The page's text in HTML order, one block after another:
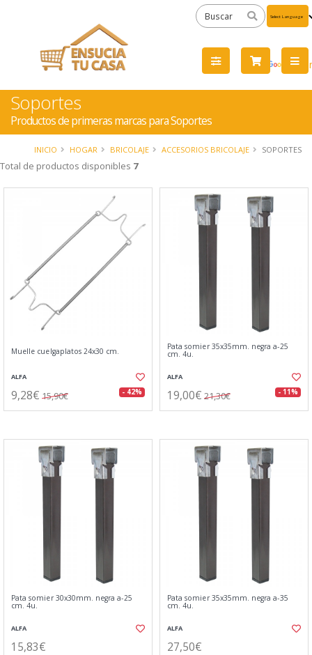
by
Soportes
Productos de primeras marcas para Soportes
INICIO HOGAR BRICOLAJE ACCESORIOS BRICOLAJE SOPORTES
Total de productos disponibles 7
Muelle cuelgaplatos 24x30 cm.
ALFA
9,28€ 15,90€ - 42%
Pata somier 35x35mm. negra a-25
cm. 4u.
ALFA
19,00€ 21,30€ - 11%
Pata somier 30x30mm. negra a-25
cm. 4u.
ALFA
15,83€
Pata somier 35x35mm. negra a-35
cm. 4u.
ALFA
27,50€